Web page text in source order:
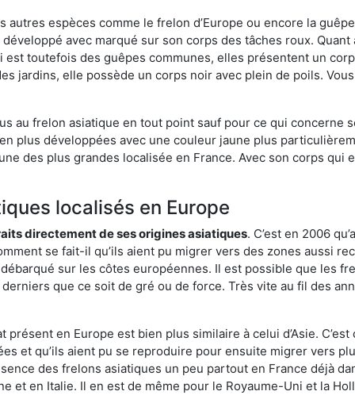
autres espèces comme le frelon d’Europe ou encore la
avec marqué sur son corps des tâches roux.
toutefois des guêpes communes, elles présentent un
jardins, elle possède un corps noir avec plein de poils.
au frelon asiatique en tout point sauf pour ce qui concerne
plus développées avec une couleur jaune plus
des plus grandes localisée en France. Avec son corps
localisés en Europe
directement de ses origines asiatiques. C’est en 2006
se fait-il qu’ils aient pu migrer vers des zones aussi
sur les côtes européennes. Il est possible que les
que ce soit de gré ou de force. Très vite au fil des
en Europe est bien plus similaire à celui d’Asie.
et qu’ils aient pu se reproduire pour ensuite migrer vers
des frelons asiatiques un peu partout en France déjà
et en Italie. Il en est de même pour le Royaume-Uni et la